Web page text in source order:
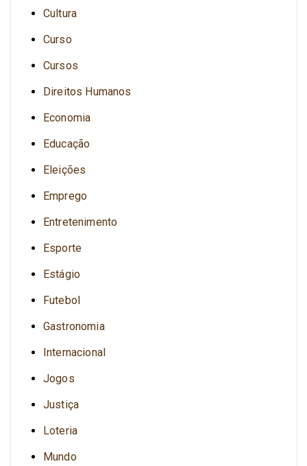
Cultura
Curso
Cursos
Direitos Humanos
Economia
Educação
Eleições
Emprego
Entretenimento
Esporte
Estágio
Futebol
Gastronomia
Internacional
Jogos
Justiça
Loteria
Mundo